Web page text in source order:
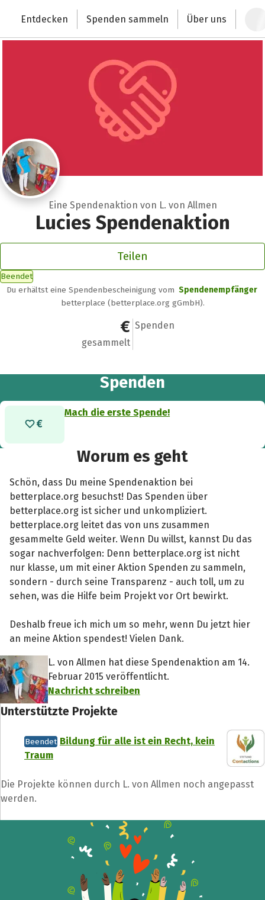
Deutschlands größte Spendenplattform
Entdecken Spenden sammeln Über uns
Eine Spendenaktion von L. von Allmen
Lucies Spendenaktion
Teilen
Beendet
Du erhältst eine Spendenbescheinigung vom Spendenempfänger
betterplace (betterplace.org gGmbH).
0 €
gesammelt
0
Spenden
Spenden
Mach die erste Spende!
Worum es geht
Schön, dass Du meine Spendenaktion bei
betterplace.org besuchst! Das Spenden über
betterplace.org ist sicher und unkompliziert.
betterplace.org leitet das von uns zusammen
gesammelte Geld weiter. Wenn Du willst, kannst Du das
sogar nachverfolgen: Denn betterplace.org ist nicht
nur klasse, um mit einer Aktion Spenden zu sammeln,
sondern - durch seine Transparenz - auch toll, um zu
sehen, was die Hilfe beim Projekt vor Ort bewirkt.
Deshalb freue ich mich um so mehr, wenn Du jetzt hier
an meine Aktion spendest! Vielen Dank.
L. von Allmen hat diese Spendenaktion am 14.
Februar 2015 veröffentlicht.
Nachricht schreiben
Unterstützte Projekte
Beendet Bildung für alle ist ein Recht, kein
Traum
Die Projekte können durch L. von Allmen noch angepasst
werden.